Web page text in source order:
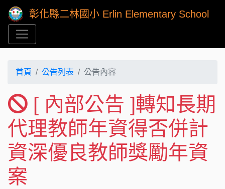
彰化縣二林國小 Erlin Elementary School
首頁 公告列表 公告內容
[ 內部公告 ]轉知長期
代理教師年資得否併計
資深優良教師獎勵年資
案